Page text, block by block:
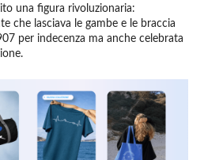
una figura rivoluzionaria:
che lasciava le gambe e le braccia
per indecenza ma anche celebrata